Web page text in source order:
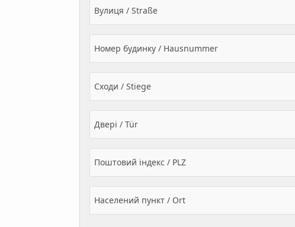
Вулиця / Straße
Номер будинку / Hausnummer
Сходи / Stiege
Двері / Tür
Поштовий індекс / PLZ
Населений пункт / Ort